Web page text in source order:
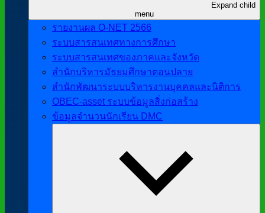
Expand child
menu
รายงานผล O-NET 2566
ระบบสารสนเทศทางการศึกษา
ระบบสารสนเทศของภาคและจังหวัด
สำนักบริหารมัธยมศึกษาตอนปลาย
สำนักพัฒนาระบบบริหารงานบุคคลและนิติการ
OBEC-asset ระบบข้อมูลสิ่งก่อสร้าง
ข้อมูลจำนวนนักเรียน DMC